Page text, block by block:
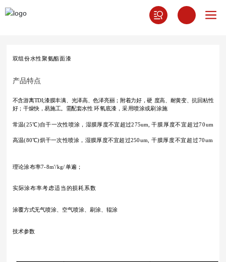
双组份水性聚氨酯面漆
产品特点
不含游离TDI;漆膜丰满、光泽高、色泽亮丽；附着力好，硬 度高、耐黄变、抗回粘性
好；干燥快，易施工。需配套水性 环氧底漆，采用喷涂或刷涂施
常温(25℃)自干一次性喷涂，湿膜厚度不宜超过275um 干膜厚度不宜超过70um
高温(80℃)烘干一次性喷涂，湿膜厚度不宜超过250um 干膜厚度不宜超过70um
理论涂布率7-8m'/kg/单遍；
实际涂布率考虑适当的损耗系数
涂覆方式无气喷涂、空气喷涂、刷涂、辊涂
技术参数